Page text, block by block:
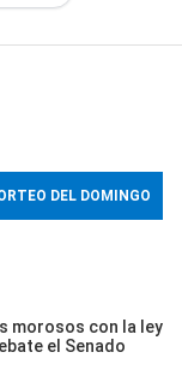
DEL DOMINGO
morosos con la ley
el Senado